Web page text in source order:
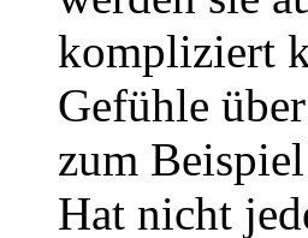
kompliziert
Gefühle
zum
Hat nicht